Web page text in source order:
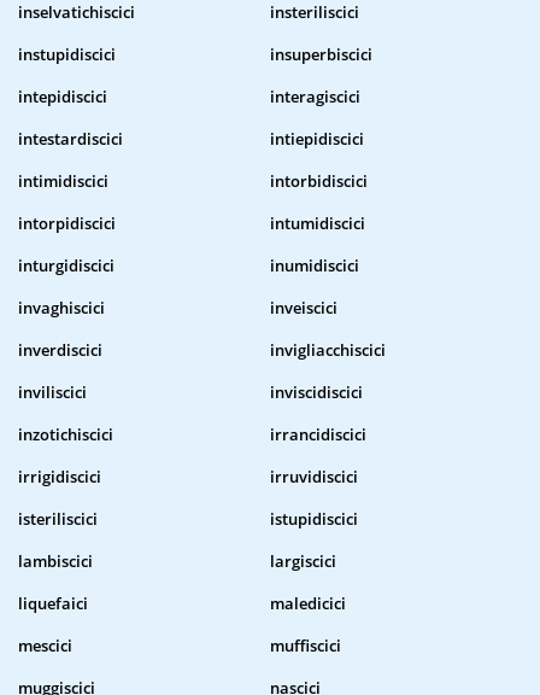
inselvatichiscici
insteriliscici
instupidiscici
insuperbiscici
intepidiscici
interagiscici
intestardiscici
intiepidiscici
intimidiscici
intorbidiscici
intorpidiscici
intumidiscici
inturgidiscici
inumidiscici
invaghiscici
inveiscici
inverdiscici
invigliacchiscici
inviliscici
inviscidiscici
inzotichiscici
irrancidiscici
irrigidiscici
irruvidiscici
isteriliscici
istupidiscici
lambiscici
largiscici
liquefaici
maledicici
mescici
muffiscici
muggiscici
nascici